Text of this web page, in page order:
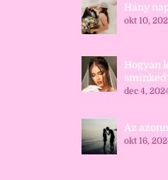
Hány
okt 10,
Hogyan
dec 4,
Az
okt 16,